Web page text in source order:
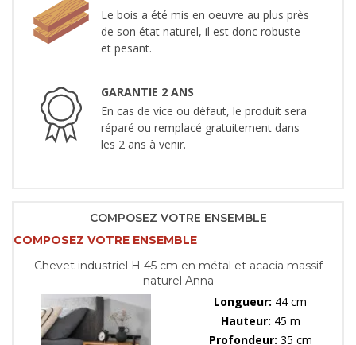
Le bois a été mis en oeuvre au plus près
de son état naturel, il est donc robuste
et pesant.
GARANTIE 2 ANS
En cas de vice ou défaut, le produit sera
réparé ou remplacé gratuitement dans
les 2 ans à venir.
COMPOSEZ VOTRE ENSEMBLE
COMPOSEZ VOTRE ENSEMBLE
Chevet industriel H 45 cm en métal et acacia massif
naturel Anna
Longueur: 44 cm
Hauteur: 45 m
Profondeur: 35 cm